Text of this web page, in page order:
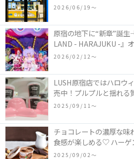
2026/06/19〜
原宿の地下に“新章”誕生
LAND - HARAJUKU -』
2026/02/12〜
LUSH原宿店ではハロウ
売中！プルプルと揺れる
オクトパス」や定番の「
2025/09/11〜
チョコレートの濃厚な味
食感が楽しめる♡ ハーゲ
CRAFT(グリーンクラフ
2025/09/02〜